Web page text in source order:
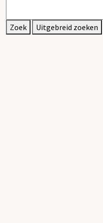
Zoek Uitgebreid zoeken